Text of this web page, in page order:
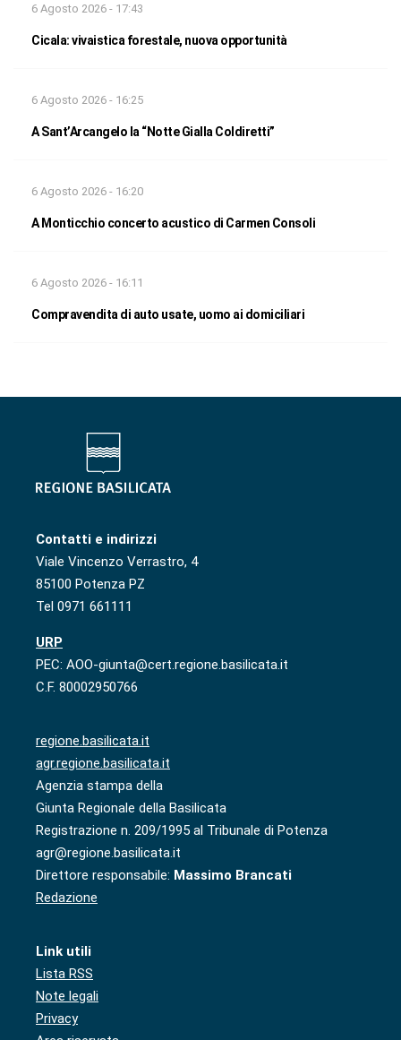
6 Agosto 2026 - 17:43
Cicala: vivaistica forestale, nuova opportunità
6 Agosto 2026 - 16:25
A Sant’Arcangelo la “Notte Gialla Coldiretti”
6 Agosto 2026 - 16:20
A Monticchio concerto acustico di Carmen Consoli
6 Agosto 2026 - 16:11
Compravendita di auto usate, uomo ai domiciliari
Contatti e indirizzi
Viale Vincenzo Verrastro, 4
85100 Potenza PZ
Tel 0971 661111
URP
PEC: AOO-giunta@cert.regione.basilicata.it
C.F. 80002950766
regione.basilicata.it
agr.regione.basilicata.it
Agenzia stampa della
Giunta Regionale della Basilicata
Registrazione n. 209/1995 al Tribunale di Potenza
agr@regione.basilicata.it
Direttore responsabile: Massimo Brancati
Redazione
Link utili
Lista RSS
Note legali
Privacy